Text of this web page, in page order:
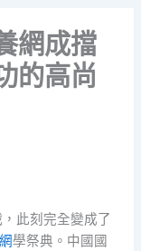
網成擋
的高尚
此刻完全變成了
學祭典。中國國